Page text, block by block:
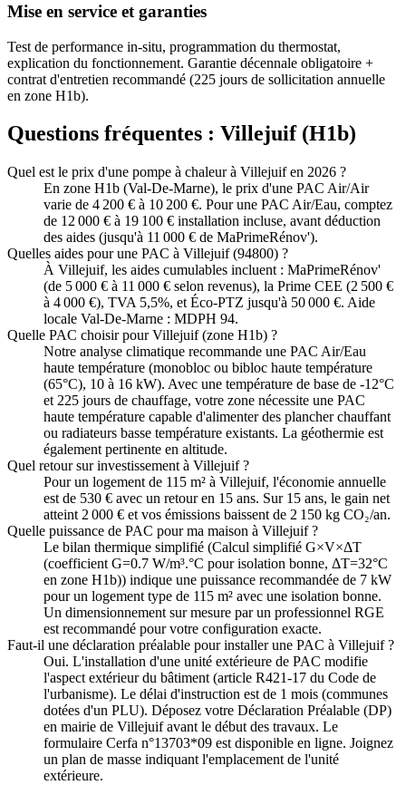
Mise en service et garanties
Test de performance in-situ, programmation du thermostat,
explication du fonctionnement. Garantie décennale obligatoire +
contrat d'entretien recommandé (225 jours de sollicitation annuelle
en zone H1b).
Questions fréquentes : Villejuif(H1b)
Quel est le prix d'une pompe à chaleur à Villejuif en 2026 ?
En zone H1b (Val-De-Marne), le prix d'une PAC Air/Air
varie de 4 200 € à 10 200 €. Pour une PAC Air/Eau, comptez
de 12 000 € à 19 100 € installation incluse, avant déduction
des aides (jusqu'à 11 000 € de MaPrimeRénov').
Quelles aides pour une PAC à Villejuif (94800) ?
À Villejuif, les aides cumulables incluent : MaPrimeRénov'
(de 5 000 € à 11 000 € selon revenus), la Prime CEE (2 500 €
à 4 000 €), TVA 5,5%, et Éco-PTZ jusqu'à 50 000 €. Aide
locale Val-De-Marne : MDPH 94.
Quelle PAC choisir pour Villejuif (zone H1b) ?
Notre analyse climatique recommande une PAC Air/Eau
haute température (monobloc ou bibloc haute température
(65°C), 10 à 16 kW). Avec une température de base de -12°C
et 225 jours de chauffage, votre zone nécessite une PAC
haute température capable d'alimenter des plancher chauffant
ou radiateurs basse température existants. La géothermie est
également pertinente en altitude.
Quel retour sur investissement à Villejuif ?
Pour un logement de 115 m² à Villejuif, l'économie annuelle
est de 530 € avec un retour en 15 ans. Sur 15 ans, le gain net
atteint 2 000 € et vos émissions baissent de 2 150 kg CO₂/an.
Quelle puissance de PAC pour ma maison à Villejuif ?
Le bilan thermique simplifié (Calcul simplifié G×V×ΔT
(coefficient G=0.7 W/m³.°C pour isolation bonne, ΔT=32°C
en zone H1b)) indique une puissance recommandée de 7 kW
pour un logement type de 115 m² avec une isolation bonne.
Un dimensionnement sur mesure par un professionnel RGE
est recommandé pour votre configuration exacte.
Faut-il une déclaration préalable pour installer une PAC à Villejuif ?
Oui. L'installation d'une unité extérieure de PAC modifie
l'aspect extérieur du bâtiment (article R421-17 du Code de
l'urbanisme). Le délai d'instruction est de 1 mois (communes
dotées d'un PLU). Déposez votre Déclaration Préalable (DP)
en mairie de Villejuif avant le début des travaux. Le
formulaire Cerfa n°13703*09 est disponible en ligne. Joignez
un plan de masse indiquant l'emplacement de l'unité
extérieure.